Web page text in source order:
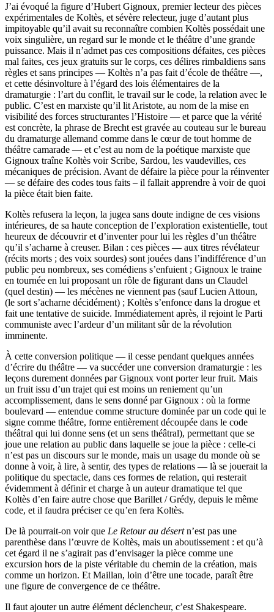
J’ai évoqué la figure d’Hubert Gignoux, premier lecteur des pièces
expérimentales de Koltès, et sévère relecteur, juge d’autant plus
impitoyable qu’il avait su reconnaître combien Koltès possédait une
voix singulière, un regard sur le monde et le théâtre d’une grande
puissance. Mais il n’admet pas ces compositions défaites, ces pièces
mal faites, ces jeux gratuits sur le corps, ces délires rimbaldiens sans
règles et sans principes — Koltès n’a pas fait d’école de théâtre —,
et cette désinvolture à l’égard des lois élémentaires de la
dramaturgie : l’art du conflit, le travail sur le code, la relation avec le
public. C’est en marxiste qu’il lit Aristote, au nom de la mise en
visibilité des forces structurantes l’Histoire — et parce que la vérité
est concrète, la phrase de Brecht est gravée au couteau sur le bureau
du dramaturge allemand comme dans le cœur de tout homme de
théâtre camarade — et c’est au nom de la poétique marxiste que
Gignoux traîne Koltès voir Scribe, Sardou, les vaudevilles, ces
mécaniques de précision. Avant de défaire la pièce pour la réinventer
— se défaire des codes tous faits – il fallait apprendre à voir de quoi
la pièce était bien faite.
Koltès refusera la leçon, la jugea sans doute indigne de ces visions
intérieures, de sa haute conception de l’exploration existentielle, tout
heureux de découvrir et d’inventer pour lui les règles d’un théâtre
qu’il s’acharne à creuser. Bilan : ces pièces — aux titres révélateur
(récits morts ; des voix sourdes) sont jouées dans l’indifférence d’un
public peu nombreux, ses comédiens s’enfuient ; Gignoux le traine
en tournée en lui proposant un rôle de figurant dans un Claudel
(quel destin) — les mécènes ne viennent pas (sauf Lucien Attoun,
(le sort s’acharne décidément) ; Koltès s’enfonce dans la drogue et
fait une tentative de suicide. Immédiatement après, il rejoint le Parti
communiste avec l’ardeur d’un militant sûr de la révolution
imminente.
À cette conversion politique — il cesse pendant quelques années
d’écrire du théâtre — va succéder une conversion dramaturgie : les
leçons durement données par Gignoux vont porter leur fruit. Mais
un fruit issu d’un trajet qui est moins un reniement qu’un
accomplissement, dans le sens donné par Gignoux : où la forme
boulevard — entendue comme structure dominée par un code qui le
signe comme théâtre, forme entièrement découpée dans le code
théâtral qui lui donne sens (et un sens théâtral), permettant que se
joue une relation au public dans laquelle se joue la pièce : celle-ci
n’est pas un discours sur le monde, mais un usage du monde où se
donne à voir, à lire, à sentir, des types de relations — là se jouerait la
politique du spectacle, dans ces formes de relation, qui resterait
évidemment à définir et charge à un auteur dramatique tel que
Koltès d’en faire autre chose que Barillet / Grédy, depuis le même
code, et il faudra préciser ce qu’en fera Koltès.
De là pourrait-on voir que Le Retour au désertn’est pas une
parenthèse dans l’œuvre de Koltès, mais un aboutissement : et qu’à
cet égard il ne s’agirait pas d’envisager la pièce comme une
excursion hors de la piste véritable du chemin de la création, mais
comme un horizon. Et Maillan, loin d’être une tocade, paraît être
une figure de convergence de ce théâtre.
Il faut ajouter un autre élément déclencheur, c’est Shakespeare.